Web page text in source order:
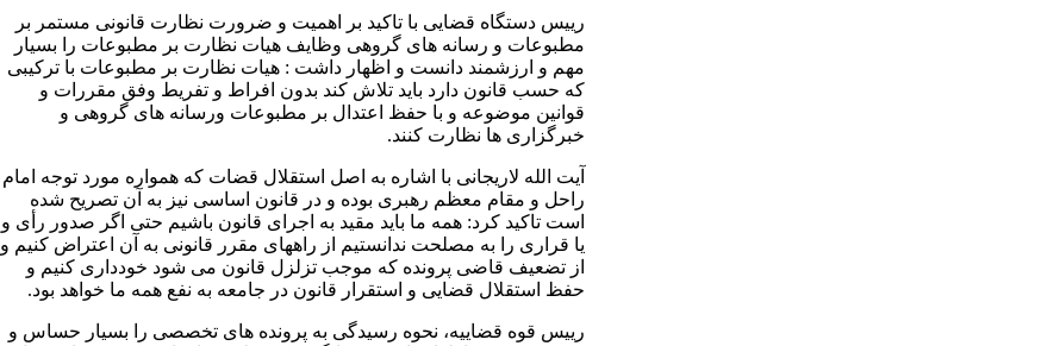
رییس دستگاه قضایی با تاکید بر اهمیت و ضرورت نظارت قانونی مستمر بر
مطبوعات و رسانه های گروهی وظایف هیات نظارت بر مطبوعات را بسیار
مهم و ارزشمند دانست و اظهار داشت : هیات نظارت بر مطبوعات با ترکیبی
که حسب قانون دارد باید تلاش کند بدون افراط و تفریط وفق مقررات و
قوانین موضوعه و با حفظ اعتدال بر مطبوعات ورسانه های گروهی و
خبرگزاری ها نظارت کنند.
آیت الله لاریجانی با اشاره به اصل استقلال قضات که همواره مورد توجه امام
راحل و مقام معظم رهبری بوده و در قانون اساسی نیز به آن تصریح شده
است تاکید کرد: همه ما باید مقید به اجرای قانون باشیم حتی اگر صدور رأی و
یا قراری را به مصلحت ندانستیم از راههای مقرر قانونی به آن اعتراض کنیم و
از تضعیف قاضی پرونده که موجب تزلزل قانون می شود خودداری کنیم و
حفظ استقلال قضایی و استقرار قانون در جامعه به نفع همه ما خواهد بود.
رییس قوه قضاییه، نحوه رسیدگی به پرونده های تخصصی را بسیار حساس و